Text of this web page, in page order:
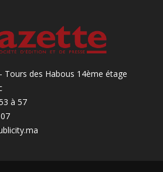
Tours des Habous 14ème étage
à 57